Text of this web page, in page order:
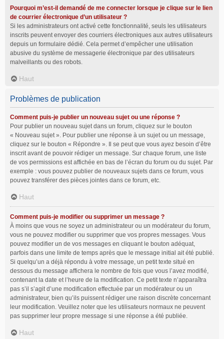
Pourquoi m’est-il demandé de me connecter lorsque je clique sur le lien
de courrier électronique d’un utilisateur ?
Si les administrateurs ont activé cette fonctionnalité, seuls les utilisateurs
inscrits peuvent envoyer des courriers électroniques aux autres utilisateurs
depuis un formulaire dédié. Cela permet d’empêcher une utilisation
abusive du système de messagerie électronique par des utilisateurs
malveillants ou des robots.
Haut
Problèmes de publication
Comment puis-je publier un nouveau sujet ou une réponse ?
Pour publier un nouveau sujet dans un forum, cliquez sur le bouton
« Nouveau sujet ». Pour publier une réponse à un sujet ou un message,
cliquez sur le bouton « Répondre ». Il se peut que vous ayez besoin d’être
inscrit avant de pouvoir rédiger un message. Sur chaque forum, une liste
de vos permissions est affichée en bas de l’écran du forum ou du sujet. Par
exemple : vous pouvez publier de nouveaux sujets dans ce forum, vous
pouvez transférer des pièces jointes dans ce forum, etc.
Haut
Comment puis-je modifier ou supprimer un message ?
À moins que vous ne soyez un administrateur ou un modérateur du forum,
vous ne pouvez modifier ou supprimer que vos propres messages. Vous
pouvez modifier un de vos messages en cliquant le bouton adéquat,
parfois dans une limite de temps après que le message initial ait été publié.
Si quelqu’un a déjà répondu à votre message, un petit texte situé en
dessous du message affichera le nombre de fois que vous l’avez modifié,
contenant la date et l’heure de la modification. Ce petit texte n’apparaîtra
pas s’il s’agit d’une modification effectuée par un modérateur ou un
administrateur, bien qu’ils puissent rédiger une raison discrète concernant
leur modification. Veuillez noter que les utilisateurs normaux ne peuvent
pas supprimer leur propre message si une réponse a été publiée.
Haut